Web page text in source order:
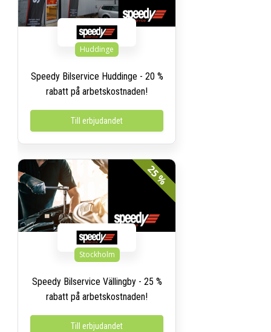
Huddinge
Speedy Bilservice Huddinge - 20 %
rabatt på arbetskostnaden!
Till erbjudandet
25 %
Stockholm
Speedy Bilservice Vällingby - 25 %
rabatt på arbetskostnaden!
Till erbjudandet